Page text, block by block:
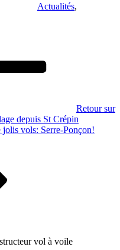
Actualités,
Retour sur
depuis St Crépin
jolis vols: Serre-Ponçon!
vol à voile